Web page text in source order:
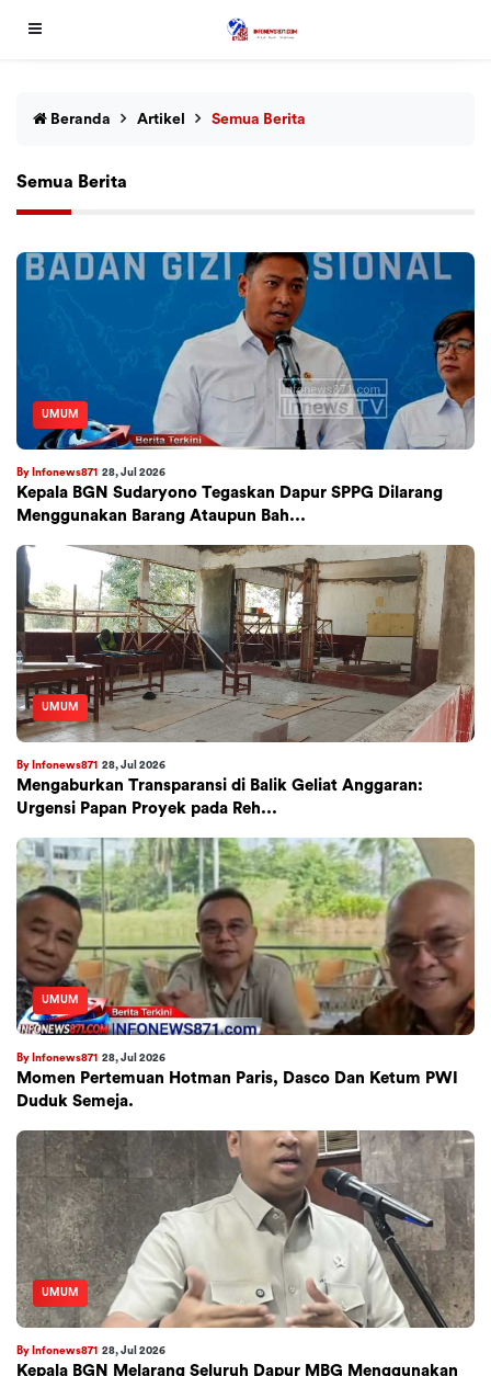
Beranda Artikel Semua Berita
Semua Berita
UMUM
By Infonews871 28, Jul 2026
Kepala BGN Sudaryono Tegaskan Dapur SPPG Dilarang
Menggunakan Barang Ataupun Bah...
UMUM
By Infonews871 28, Jul 2026
Mengaburkan Transparansi di Balik Geliat Anggaran:
Urgensi Papan Proyek pada Reh...
UMUM
By Infonews871 28, Jul 2026
Momen Pertemuan Hotman Paris, Dasco Dan Ketum PWI
Duduk Semeja.
UMUM
By Infonews871 28, Jul 2026
Kepala BGN Melarang Seluruh Dapur MBG Menggunakan